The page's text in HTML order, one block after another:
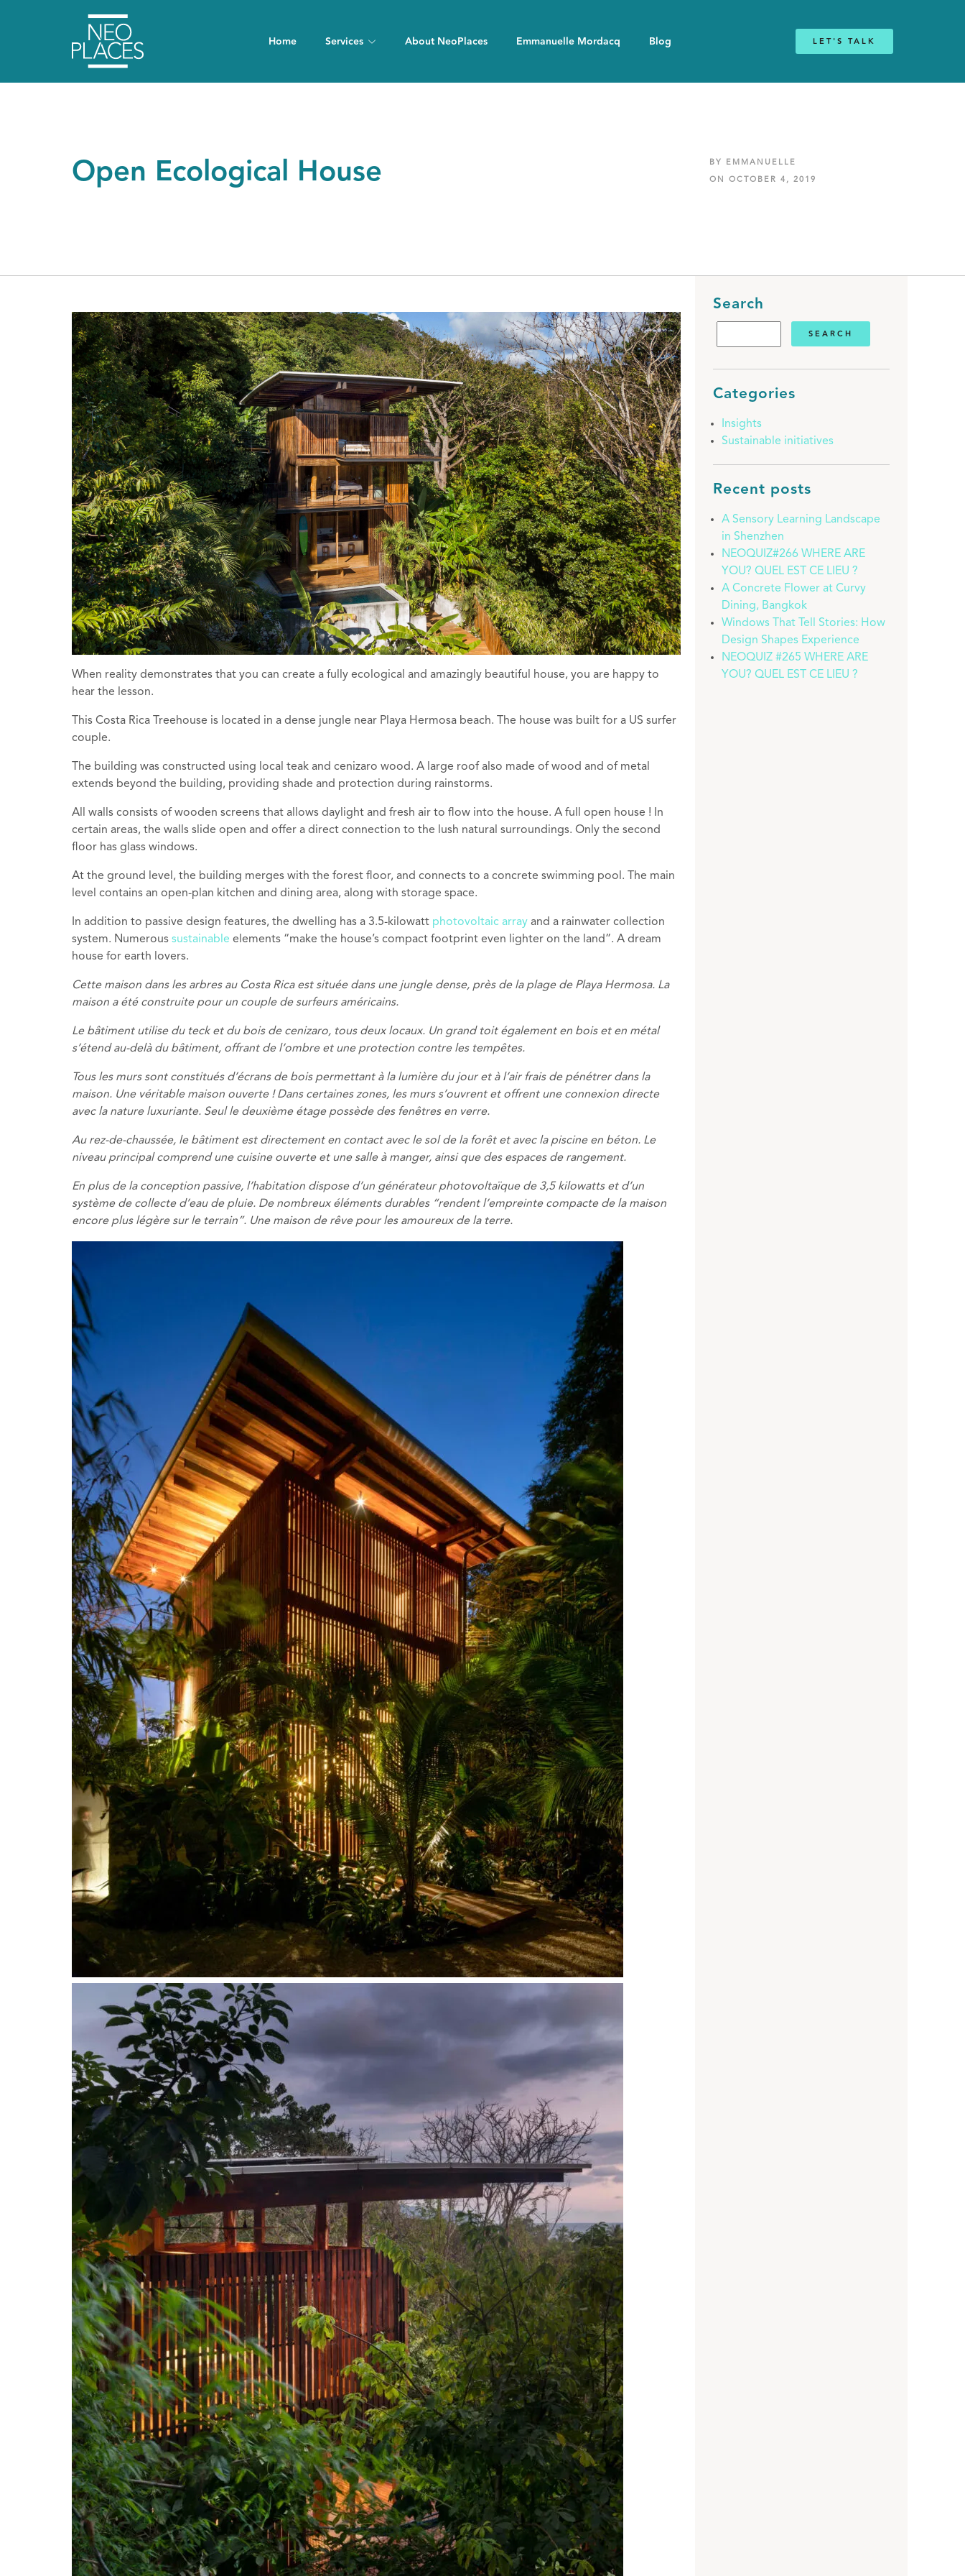
Home Services About NeoPlaces Emmanuelle Mordacq Blog LET'S TALK
Open Ecological House BY EMMANUELLE
ON OCTOBER 4, 2019
When reality demonstrates that you can create a fully ecological and amazingly beautiful house, you are happy to
hear the lesson.
This Costa Rica Treehouse is located in a dense jungle near Playa Hermosa beach. The house was built for a US surfer
couple.
The building was constructed using local teak and cenizaro wood. A large roof also made of wood and of metal
extends beyond the building, providing shade and protection during rainstorms.
All walls consists of wooden screens that allows daylight and fresh air to flow into the house. A full open house ! In
certain areas, the walls slide open and offer a direct connection to the lush natural surroundings. Only the second
floor has glass windows.
At the ground level, the building merges with the forest floor, and connects to a concrete swimming pool. The main
level contains an open-plan kitchen and dining area, along with storage space.
In addition to passive design features, the dwelling has a 3.5-kilowatt photovoltaic array and a rainwater collection
system. Numerous sustainable elements “make the house’s compact footprint even lighter on the land”. A dream
house for earth lovers.
Cette maison dans les arbres au Costa Rica est située dans une jungle dense, près de la plage de Playa Hermosa. La
maison a été construite pour un couple de surfeurs américains.
Le bâtiment utilise du teck et du bois de cenizaro, tous deux locaux. Un grand toit également en bois et en métal
s’étend au-delà du bâtiment, offrant de l’ombre et une protection contre les tempêtes.
Tous les murs sont constitués d’écrans de bois permettant à la lumière du jour et à l’air frais de pénétrer dans la
maison. Une véritable maison ouverte ! Dans certaines zones, les murs s’ouvrent et offrent une connexion directe
avec la nature luxuriante. Seul le deuxième étage possède des fenêtres en verre.
Au rez-de-chaussée, le bâtiment est directement en contact avec le sol de la forêt et avec la piscine en béton. Le
niveau principal comprend une cuisine ouverte et une salle à manger, ainsi que des espaces de rangement.
En plus de la conception passive, l’habitation dispose d’un générateur photovoltaïque de 3,5 kilowatts et d’un
système de collecte d’eau de pluie. De nombreux éléments durables “rendent l’empreinte compacte de la maison
encore plus légère sur le terrain”. Une maison de rêve pour les amoureux de la terre.
Search
Categories
Insights
Sustainable initiatives
Recent posts
A Sensory Learning Landscape
in Shenzhen
NEOQUIZ#266 WHERE ARE
YOU? QUEL EST CE LIEU ?
A Concrete Flower at Curvy
Dining, Bangkok
Windows That Tell Stories: How
Design Shapes Experience
NEOQUIZ #265 WHERE ARE
YOU? QUEL EST CE LIEU ?